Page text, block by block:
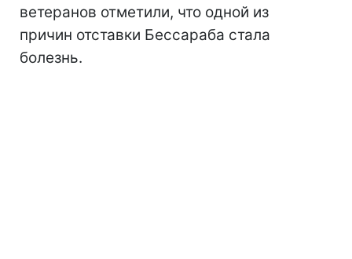
ветеранов отметили, что одной из
причин отставки Бессараба стала
болезнь.